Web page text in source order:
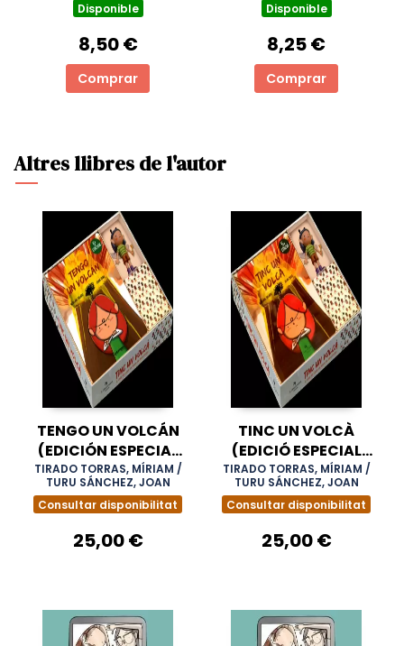
Disponible
8,50 €
Comprar
Disponible
8,25 €
Comprar
Altres llibres de l'autor
TENGO UN VOLCÁN
(EDICIÓN ESPECIAL
LIBRO + FIGURA)
TIRADO TORRAS, MÍRIAM /
TURU SÁNCHEZ, JOAN
Consultar disponibilitat
25,00 €
TINC UN VOLCÀ
(EDICIÓ ESPECIAL
LLIBRE + FIGURA)
TIRADO TORRAS, MÍRIAM /
TURU SÁNCHEZ, JOAN
Consultar disponibilitat
25,00 €